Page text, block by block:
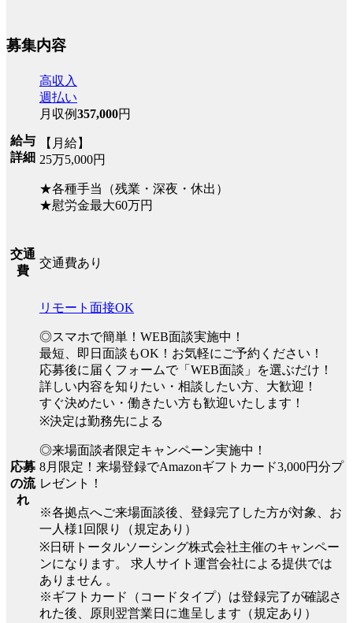
募集内容
給与
詳細
高収入
週払い
月収例357,000円
【月給】
25万5,000円
★各種手当（残業・深夜・休出）
★慰労金最大60万円
交通
費
交通費あり
応募
の流
れ
リモート面接OK
◎スマホで簡単！WEB面談実施中！
最短、即日面談もOK！お気軽にご予約ください！
応募後に届くフォームで「WEB面談」を選ぶだけ！
詳しい内容を知りたい・相談したい方、大歓迎！
すぐ決めたい・働きたい方も歓迎いたします！
※決定は勤務先による
◎来場面談者限定キャンペーン実施中！
8月限定！来場登録でAmazonギフトカード3,000円分プ
レゼント！
※各拠点へご来場面談後、登録完了した方が対象、お
一人様1回限り（規定あり）
※日研トータルソーシング株式会社主催のキャンペー
ンになります。 求人サイト運営会社による提供では
ありません 。
※ギフトカード（コードタイプ）は登録完了が確認さ
れた後、原則翌営業日に進呈します（規定あり）